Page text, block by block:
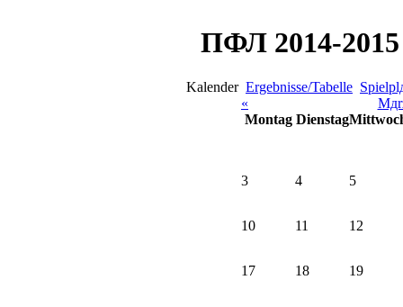
ПФЛ 2014-
Kalender Ergebnisse/Tabelle
«
Montag Dienstag
3 4 5
10 11 12
17 18 19